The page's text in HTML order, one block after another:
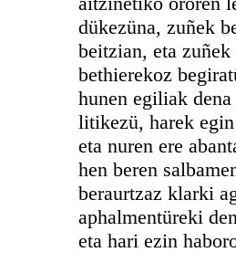
dükezüna, zuñek
beitzian, eta
bethierekoz
hunen egiliak
litikezü, harek
eta nuren ere
hen beren
beraurtzaz klarki
aphalmentüreki
eta hari ezin